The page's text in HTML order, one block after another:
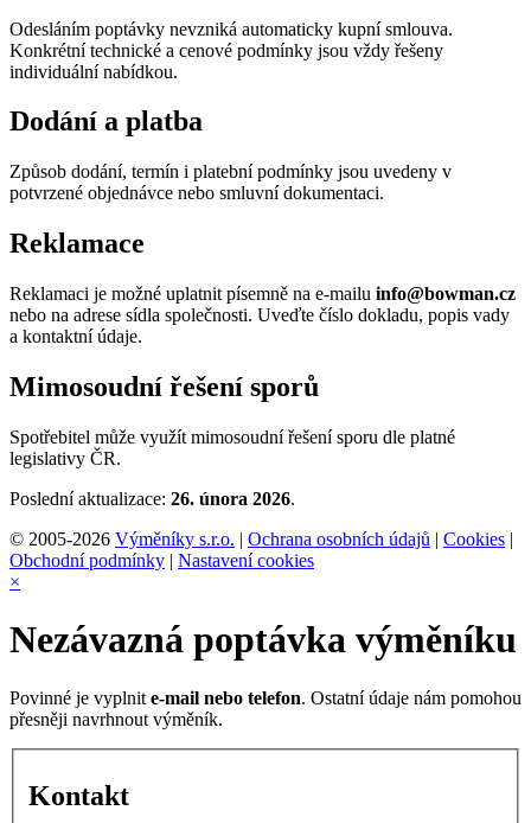
Odesláním poptávky nevzniká automaticky kupní smlouva.
Konkrétní technické a cenové podmínky jsou vždy řešeny
individuální nabídkou.
Dodání a platba
Způsob dodání, termín i platební podmínky jsou uvedeny v
potvrzené objednávce nebo smluvní dokumentaci.
Reklamace
Reklamaci je možné uplatnit písemně na e-mailu info@bowman.cz
nebo na adrese sídla společnosti. Uveďte číslo dokladu, popis vady
a kontaktní údaje.
Mimosoudní řešení sporů
Spotřebitel může využít mimosoudní řešení sporu dle platné
legislativy ČR.
Poslední aktualizace: 26. února 2026.
© 2005-2026 Výměníky s.r.o. | Ochrana osobních údajů | Cookies |
Obchodní podmínky | Nastavení cookies
×
Nezávazná poptávka výměníku
Povinné je vyplnit e-mail nebo telefon. Ostatní údaje nám pomohou
přesněji navrhnout výměník.
Kontakt